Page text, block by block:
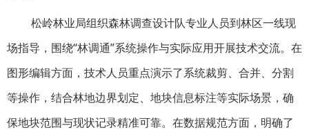
松岭林业局组织森林调查设计队专业人员到林区一线现
场指导，围绕“林调通”系统操作与实际应用开展技术交流。在
图形编辑方面，技术人员重点演示了系统裁剪、合并、分割
等操作，结合林地边界划定、地块信息标注等实际场景，确
保地块范围与现状记录精准可靠。在数据规范方面，明确了